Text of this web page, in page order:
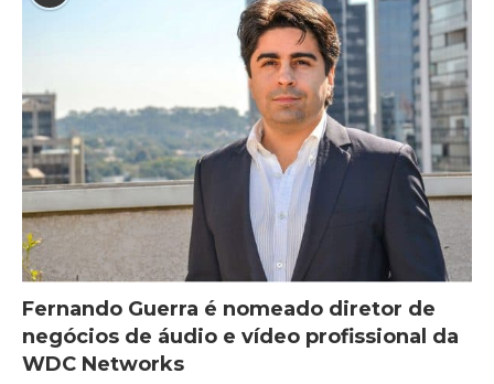
Fernando Guerra é nomeado diretor de
negócios de áudio e vídeo profissional da
WDC Networks